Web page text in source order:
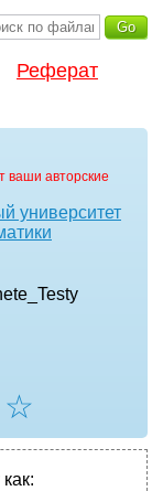
Реферат
ваши авторские
университет
☆